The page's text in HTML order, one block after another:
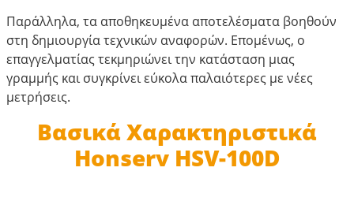
Παράλληλα, τα αποθηκευμένα αποτελέσματα βοηθούν
στη δημιουργία τεχνικών αναφορών. Επομένως, ο
επαγγελματίας τεκμηριώνει την κατάσταση μιας
γραμμής και συγκρίνει εύκολα παλαιότερες με νέες
μετρήσεις.
Βασικά Χαρακτηριστικά
Honserv HSV-100D